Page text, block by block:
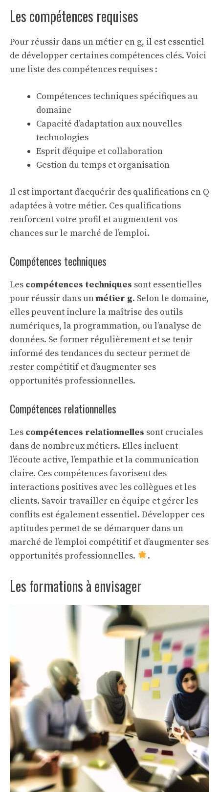
Les compétences requises
Pour réussir dans un métier en g, il est essentiel
de développer certaines compétences clés. Voici
une liste des compétences requises :
Compétences techniques spécifiques au
domaine
Capacité d’adaptation aux nouvelles
technologies
Esprit d’équipe et collaboration
Gestion du temps et organisation
Il est important d’acquérir des qualifications en Q
adaptées à votre métier. Ces qualifications
renforcent votre profil et augmentent vos
chances sur le marché de l’emploi.
Compétences techniques
Les compétences techniques sont essentielles
pour réussir dans unmétier g. Selon le domaine,
elles peuvent inclure la maîtrise des outils
numériques, la programmation, ou l’analyse de
données. Se former régulièrement et se tenir
informé des tendances du secteur permet de
rester compétitif et d’augmenter ses
opportunités professionnelles.
Compétences relationnelles
Les compétences relationnelles sont cruciales
dans de nombreux métiers. Elles incluent
l’écoute active, l’empathie et la communication
claire. Ces compétences favorisent des
interactions positives avec les collègues et les
clients. Savoir travailler en équipe et gérer les
conflits est également essentiel. Développer ces
aptitudes permet de se démarquer dans un
marché de l’emploi compétitif et d’augmenter ses
opportunités professionnelles.
.
Les formations à envisager